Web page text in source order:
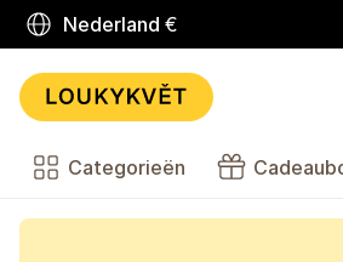
Nederland €
Categorieën